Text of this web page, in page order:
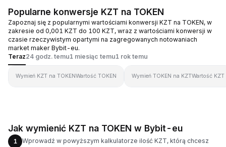
Popularne konwersje KZT na TOKEN
Zapoznaj się z popularnymi wartościami konwersji KZT na TOKEN, w
zakresie od 0,001 KZT do 100 KZT, wraz z wartościami konwersji w
czasie rzeczywistym opartymi na zagregowanych notowaniach
market maker Bybit-eu.
Teraz24 godz. temu1 miesiąc temu1 rok temu
Wymień KZT na TOKENWartość TOKEN Wymień TOKEN na KZTWartość KZT
Jak wymienić KZT na TOKEN w Bybit-eu
1
Wprowadź w powyższym kalkulatorze ilość KZT, którą chcesz